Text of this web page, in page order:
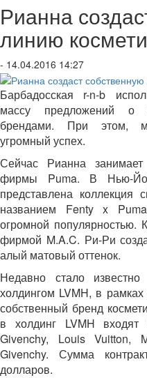
Рианна
линию
- 14.04.2016 14:27
Барбадосская r-n-b
массу предложений о
брендами. При этом,
угромный успех.
Сейчас Рианна занимает
фирмы Puma. В Нью-
представлена коллекция
названием Fenty x
огромной популярностью.
фирмой M.A.C. Ри-Ри
алый матовый оттенок.
Недавно стало
холдингом LVMH, в рамках
собственный бренд
в холдинг LVMH
Givenchy, Louis Vuitton,
Givenchy. Сумма
долларов.